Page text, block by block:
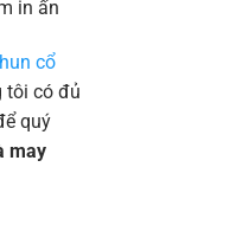
in ấn
cổ
tôi có đủ
quý
may